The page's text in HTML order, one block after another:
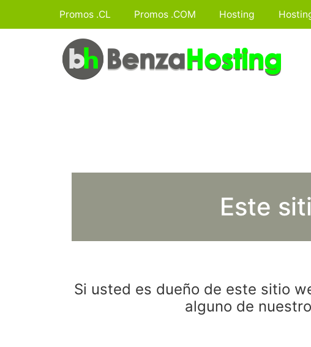
Promos .CL Promos .COM Hosting
Este
Si usted es dueño de este sitio
alguno de